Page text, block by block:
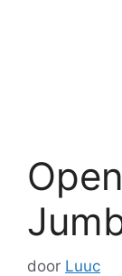
door Luuc